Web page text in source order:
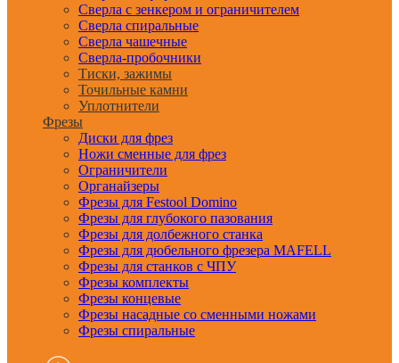
Сверла с зенкером и ограничителем
Сверла спиральные
Сверла чашечные
Сверла-пробочники
Тиски, зажимы
Точильные камни
Уплотнители
Фрезы
Диски для фрез
Ножи сменные для фрез
Ограничители
Органайзеры
Фрезы для Festool Domino
Фрезы для глубокого пазования
Фрезы для долбежного станка
Фрезы для дюбельного фрезера MAFELL
Фрезы для станков с ЧПУ
Фрезы комплекты
Фрезы концевые
Фрезы насадные со сменными ножами
Фрезы спиральные